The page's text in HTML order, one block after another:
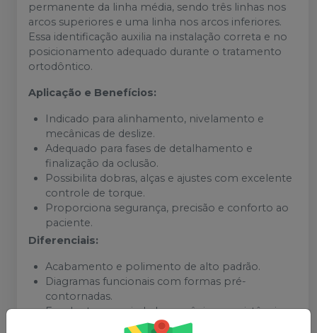
permanente da linha média, sendo três linhas nos
arcos superiores e uma linha nos arcos inferiores.
Essa identificação auxilia na instalação correta e no
posicionamento adequado durante o tratamento
ortodôntico.
Aplicação e Benefícios:
Indicado para alinhamento, nivelamento e
mecânicas de deslize.
Adequado para fases de detalhamento e
finalização da oclusão.
Possibilita dobras, alças e ajustes com excelente
controle de torque.
Proporciona segurança, precisão e conforto ao
paciente.
Diferenciais:
Acabamento e polimento de alto padrão.
Diagramas funcionais com formas pré-
contornadas.
Excelente propriedade mecânica e resistência